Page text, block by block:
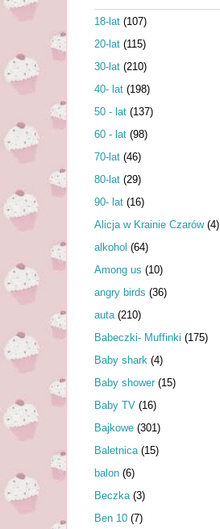
18-lat (107)
20-lat (115)
30-lat (210)
40- lat (198)
50 - lat (137)
60 - lat (98)
70-lat (46)
80-lat (29)
90- lat (16)
Alicja w Krainie Czarów (4)
alkohol (64)
Among us (10)
angry birds (36)
auta (210)
Babeczki- Muffinki (175)
Baby shark (4)
Baby shower (15)
Baby TV (16)
Bajkowe (301)
Baletnica (15)
balon (6)
Beczka (3)
Ben 10 (7)